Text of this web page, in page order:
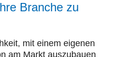
Branche zu
mit einem eigenen
am Markt auszubauen